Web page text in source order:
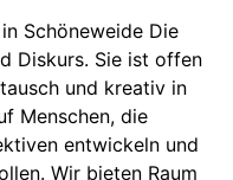
Schöneweide Die
Diskurs. Sie ist offen
und kreativ in
Menschen, die
entwickeln und
Wir bieten Raum